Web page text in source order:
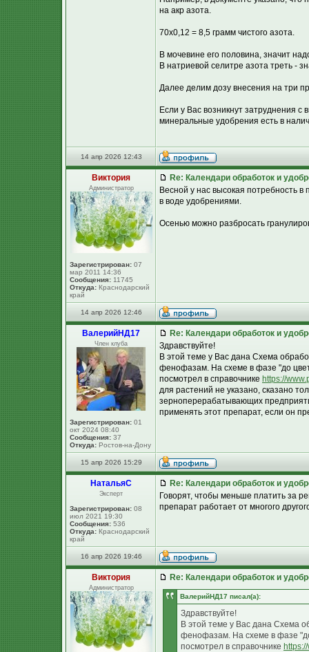
на акр азота.
70х0,12 = 8,5 грамм чистого азота.
В мочевине его половина, значит
В натриевой селитре азота треть -
Далее делим дозу внесения на три
Если у Вас возникнут затруднения
минеральные удобрения есть в
14 апр 2026 12:43
Виктория
Администратор
Зарегистрирован: 07
мар 2011 14:36
Сообщения: 11745
Откуда: Краснодарский
край
Re: Календари обработок и
Весной у нас высокая потребность
в воде удобрениями.
Осенью можно разбросать
14 апр 2026 12:46
ВалерийНД17
Член клуба
Зарегистрирован: 01
окт 2024 08:40
Сообщения: 37
Откуда: Ростов-на-Дону
Re: Календари обработок и
Здравствуйте!
В этой теме у Вас дана Схема
фенофазам. На схеме в фазе "до
посмотрел в справочнике https://
для растений не указано, сказано
зерноперерабатывающих
применять этот препарат, если он
15 апр 2026 15:29
НатальяС
Эксперт
Зарегистрирован: 08
июл 2021 19:30
Сообщения: 536
Откуда: Краснодарский
край
Re: Календари обработок и
Говорят, чтобы меньше платить за
препарат работает от многого
16 апр 2026 19:46
Виктория
Администратор
Re: Календари обработок и
ВалерийНД17 писал(а):
Здравствуйте!
В этой теме у Вас дана Схема
фенофазам. На схеме в фазе
посмотрел в справочнике